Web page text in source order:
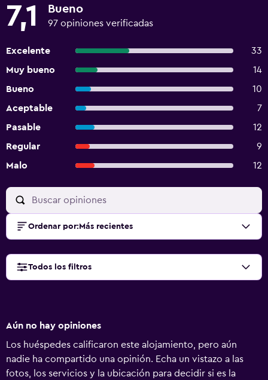
7,1 Bueno
97 opiniones verificadas
Excelente
33
Muy bueno
14
Bueno
10
Aceptable
7
Pasable
12
Regular
9
Malo
12
Ordenar por: Más recientes
Todos los filtros
Aún no hay opiniones
Los huéspedes calificaron este alojamiento, pero aún
nadie ha compartido una opinión. Echa un vistazo a las
fotos, los servicios y la ubicación para decidir si es la